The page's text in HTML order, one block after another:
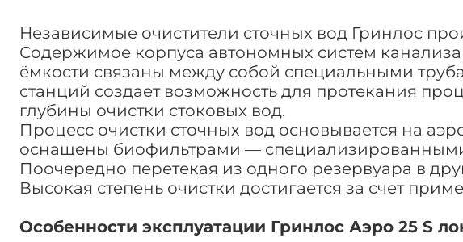
Независимые очистители сточных вод Гринлос
Содержимое корпуса автономных систем
ёмкости связаны между собой специальными
станций создает возможность для протекания
глубины очистки стоковых вод.
Процесс очистки сточных вод основывается на
оснащены биофильтрами — специализированными
Поочередно перетекая из одного резервуара в
Высокая степень очистки достигается за счет
Особенности эксплуатации Гринлос Аэро 25 S